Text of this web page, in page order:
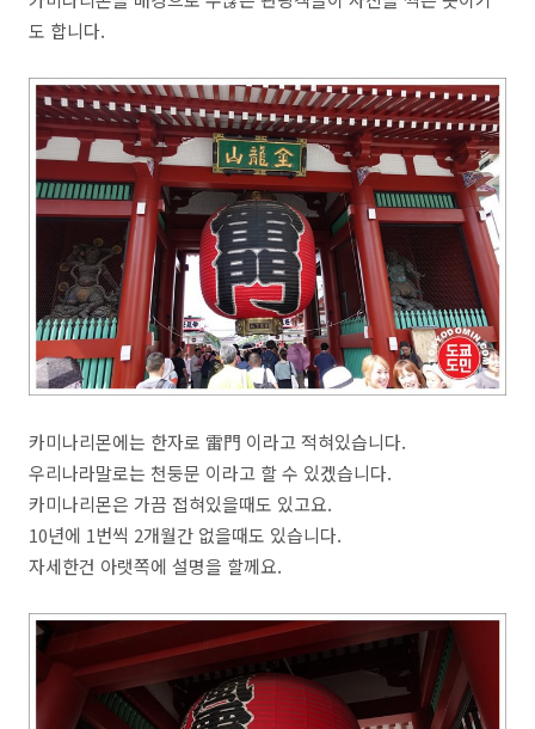
도 합니다.
카미나리몬에는 한자로 雷門 이라고 적혀있습니다.
우리나라말로는 천둥문 이라고 할 수 있겠습니다.
카미나리몬은 가끔 접혀있을때도 있고요.
10년에 1번씩 2개월간 없을때도 있습니다.
자세한건 아랫쪽에 설명을 할께요.